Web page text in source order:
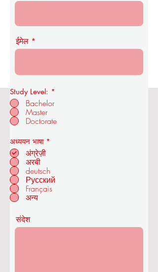
ओयूएस रॉयल एकेडमी ऑफ इकोनॉमिक्स एंड
टेक्नोलॉजी
ज्यूरिख में - स्विट्जरलैंड
ईमेल
Study Level: *
Bachelor
Master
Doctorate
अध्ययन भाषा *
अंग्रेज़ी
अरबी
deutsch
Русский
Français
अन्य
संदेश